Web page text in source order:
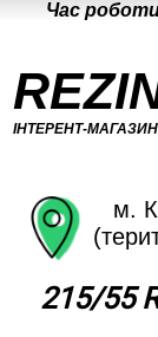
Час
ІНТЕРЕНТ-
м.
215/55